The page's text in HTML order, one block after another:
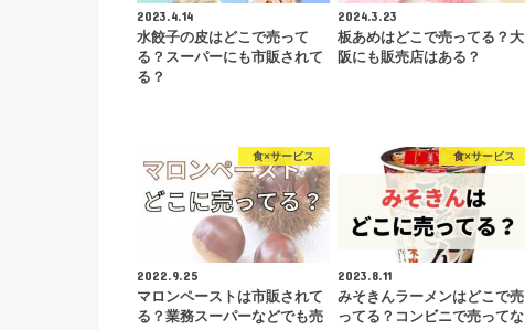
2023.4.14
水餃子の皮はどこで売って
る？スーパーにも市販されて
る？
2024.3.23
板あめはどこで売ってる？大
阪にも販売店はある？
食×サービス
2022.9.25
マロンペーストは市販されて
る？業務スーパーなどでも売
食×サービス
2023.8.11
みそきんラーメンはどこで売
ってる？コンビニで売ってな